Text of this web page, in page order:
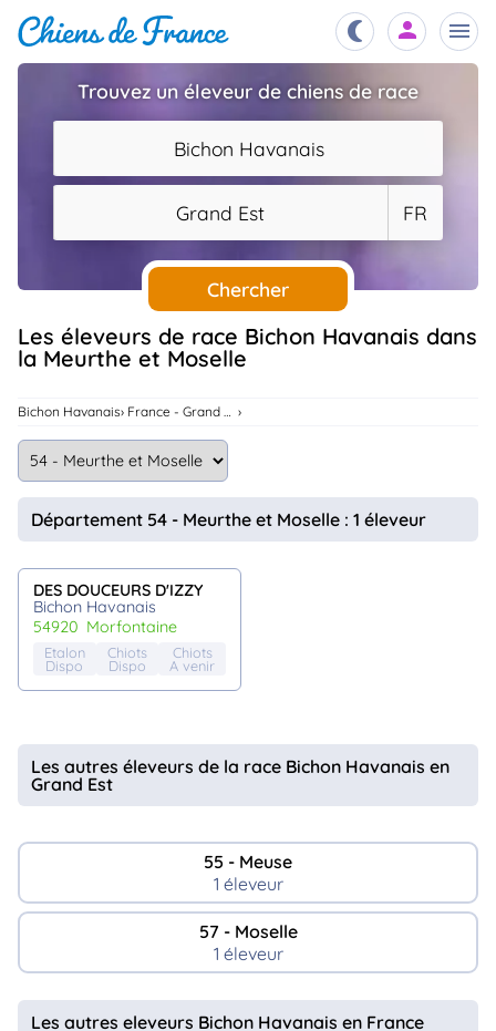
Chiots
Éleveurs
Étalons
Chiens
Services
..
Assurances
Connexion
Trouvez un éleveur de chiens de race
Bichon Havanais
Grand Est FR
Chercher
Les éleveurs de race Bichon Havanais dans
la Meurthe et Moselle
Bichon Havanais France - Grand Est
Département 54 - Meurthe et Moselle : 1 éleveur
DES DOUCEURS D'IZZY
Bichon Havanais
54920
morfontaine
Etalon
Dispo
Chiots
Dispo
Chiots
A venir
Les autres éleveurs de la race Bichon Havanais en
Grand Est
55 - Meuse
1 éleveur
57 - Moselle
1 éleveur
Les autres eleveurs Bichon Havanais en France